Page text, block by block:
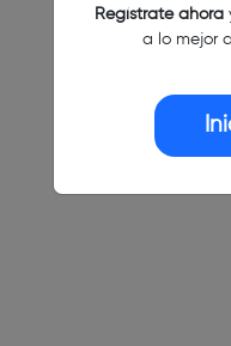
Regístrate ahora
a lo mejor